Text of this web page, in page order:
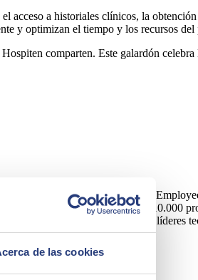
de las cookies
acceso a historiales clínicos, la
y optimizan el tiempo y los recursos del
comparten. Este galardón celebra
Edge, Customer Experience,
plantilla formada por más de 10.000
es partner de los principales líderes